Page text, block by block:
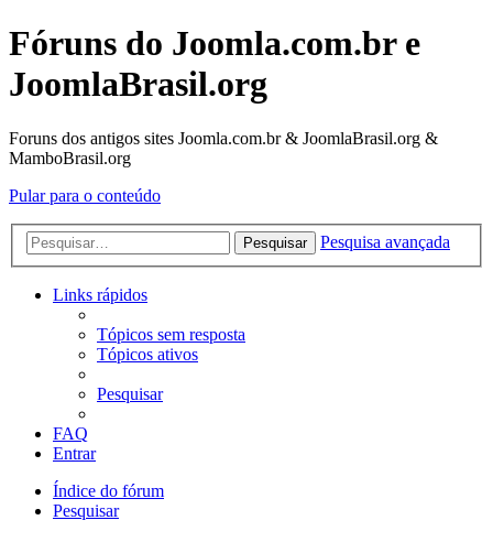
Fóruns do Joomla.com.br e
JoomlaBrasil.org
Foruns dos antigos sites Joomla.com.br & JoomlaBrasil.org &
MamboBrasil.org
Pular para o conteúdo
Pesquisar Pesquisa avançada
Links rápidos
Tópicos sem resposta
Tópicos ativos
Pesquisar
FAQ
Entrar
Índice do fórum
Pesquisar